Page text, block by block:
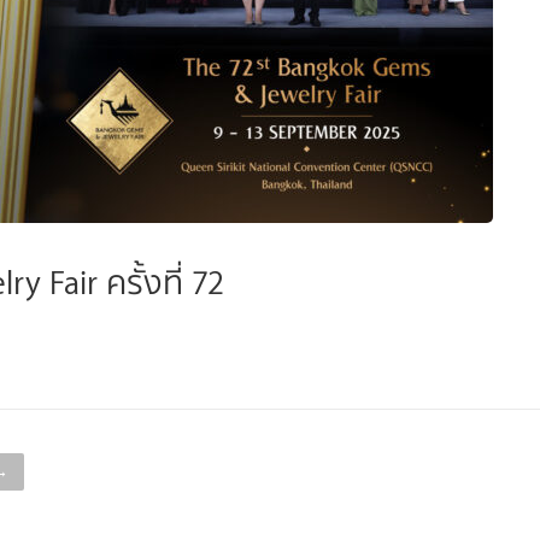
Fair ครั้งที่ 72